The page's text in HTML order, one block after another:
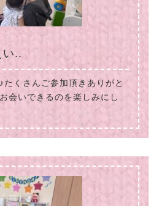
い..
くさんご参加頂きありがと
会いできるのを楽しみにし